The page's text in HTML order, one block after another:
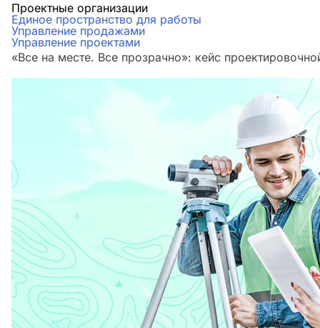
Проектные организации
Единое пространство для работы
Управление продажами
Управление проектами
«Все на месте. Все прозрачно»: кейс